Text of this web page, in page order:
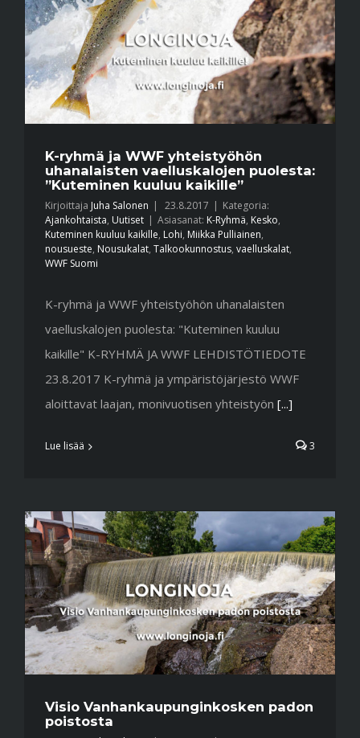
K-ryhmä ja WWF yhteistyöhön
uhanalaisten vaelluskalojen puolesta:
”Kuteminen kuuluu kaikille”
Kirjoittaja Juha Salonen | 23.8.2017 | Kategoria:
Ajankohtaista, Uutiset | Asiasanat: K-Ryhmä, Kesko,
Kuteminen kuuluu kaikille, Lohi, Miikka Pulliainen,
nousueste, Nousukalat, Talkookunnostus, vaelluskalat,
WWF Suomi
K-ryhmä ja WWF yhteistyöhön uhanalaisten
vaelluskalojen puolesta: "Kuteminen kuuluu
kaikille" K-RYHMÄ JA WWF LEHDISTÖTIEDOTE
23.8.2017 K-ryhmä ja ympäristöjärjestö WWF
aloittavat laajan, monivuotisen yhteistyön [...]
Lue lisää 3
Visio Vanhankaupunginkosken padon
poistosta